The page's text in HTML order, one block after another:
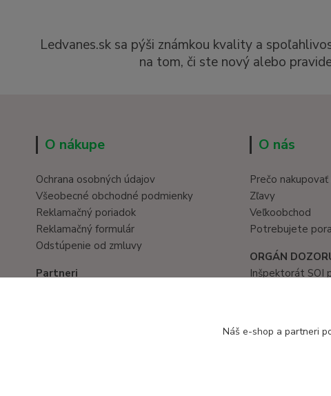
Ledvanes.sk sa pýši známkou kvality a
na tom, či ste nový alebo
O nákupe
Ochrana osobných údajov
Všeobecné obchodné podmienky
Reklamačný poriadok
Reklamačný formulár
Odstúpenie od zmluvy
Partneri
O nás
Prečo nakupovať
Zľavy
Veľkoobchod
Potrebujete
ORGÁN
Inšpektorát SOI
Náš e-shop a partneri